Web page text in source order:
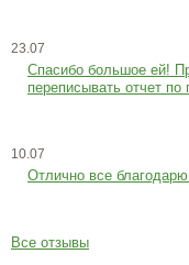
23.07
Cпасибо большое ей!
переписывать отчет по
10.07
Отлично все
Все отзывы